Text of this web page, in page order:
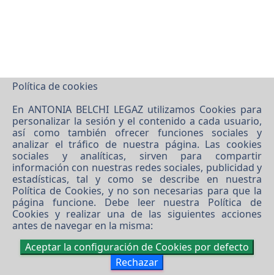
Política de cookies
En ANTONIA BELCHI LEGAZ utilizamos Cookies para
personalizar la sesión y el contenido a cada usuario,
así como también ofrecer funciones sociales y
analizar el tráfico de nuestra página. Las cookies
sociales y analíticas, sirven para compartir
información con nuestras redes sociales, publicidad y
estadísticas, tal y como se describe en nuestra
Política de Cookies, y no son necesarias para que la
página funcione. Debe leer nuestra Política de
Cookies y realizar una de las siguientes acciones
antes de navegar en la misma:
Aceptar la configuración de Cookies por defecto
Rechazar